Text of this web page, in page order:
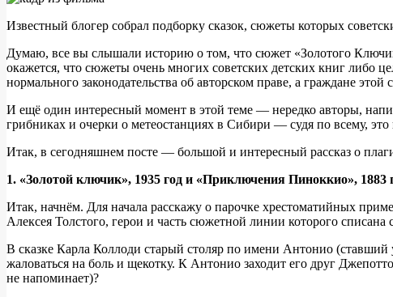
Известный блогер собрал подборку сказок, сюжеты которых
Думаю, все вы слышали историю о том, что сюжет «Золотого
окажется, что сюжеты очень многих советских детских книг
нормального законодательства об авторском праве, а граждане
И ещё один интересный момент в этой теме — нередко авторы,
грибниках и очерки о метеостанциях в Сибири — судя по всему,
Итак, в сегодняшнем посте — большой и интересный рассказ о
1. «Золотой ключик», 1935 год и «Приключения Пиноккио», 1883
Итак, начнём. Для начала расскажу о парочке хрестоматийных
Алексея Толстого, герои и часть сюжетной линии которого списана
В сказке Карла Коллоди старый столяр по имени Антонио (ставший
жаловаться на боль и щекотку. К Антонио заходит его друг
не напоминает)?